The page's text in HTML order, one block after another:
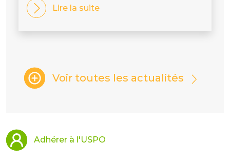
Lire la suite
Voir toutes les actualités
Adhérer à l'USPO